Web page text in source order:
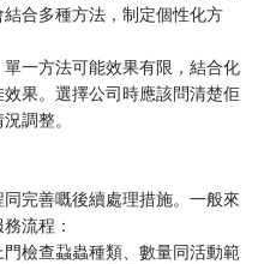
合多種方法，制定個性化方
一方法可能效果有限，結合化
果。選擇公司時應該問清楚佢
調整。
完善嘅後續處理措施。一般來
流程：
檢查蝨蟲種類、數量同活動範